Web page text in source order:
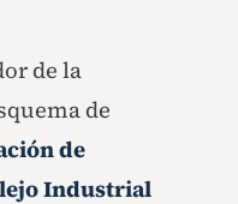
de la
de
de
Industrial